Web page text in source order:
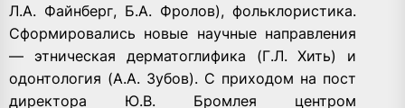
Л.А. Файнберг, Б.А. Фролов), фольклористика.
Сформировались новые научные направления
— этническая дерматоглифика (Г.Л. Хить) и
одонтология (А.А. Зубов). С приходом на пост
директора Ю.В. Бромлея центром